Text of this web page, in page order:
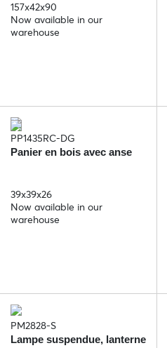
157x42x90
Now available in our
warehouse
PP1435RC-DG
Panier en bois avec anse
39x39x26
Now available in our
warehouse
PM2828-S
Lampe suspendue, lanterne